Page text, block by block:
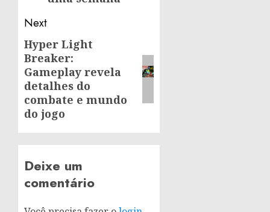
Next
Next
post:
Hyper Light
Breaker:
Gameplay revela
detalhes do
combate e mundo
do jogo
Deixe um
comentário